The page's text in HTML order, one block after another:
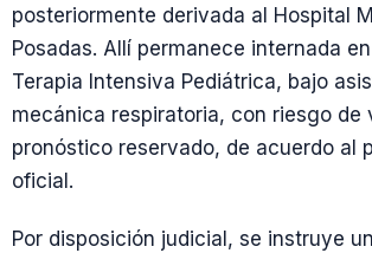
posteriormente derivada al Hospital
Posadas. Allí permanece internada
Terapia Intensiva Pediátrica, bajo
mecánica respiratoria, con riesgo de
pronóstico reservado, de acuerdo al
oficial.
Por disposición judicial, se instruye